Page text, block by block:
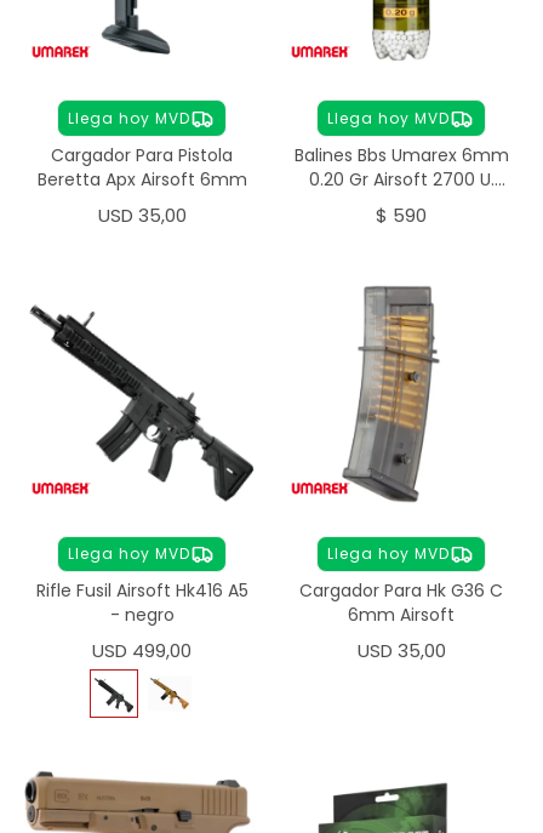
Llega hoy MVD
Cargador Para Pistola
Beretta Apx Airsoft 6mm
USD 35,00
Llega hoy MVD
Balines Bbs Umarex 6mm
0.20 Gr Airsoft 2700 U.
Premium
$ 590
Llega hoy MVD
Rifle Fusil Airsoft Hk416 A5
- negro
USD 499,00
Llega hoy MVD
Cargador Para Hk G36 C
6mm Airsoft
USD 35,00